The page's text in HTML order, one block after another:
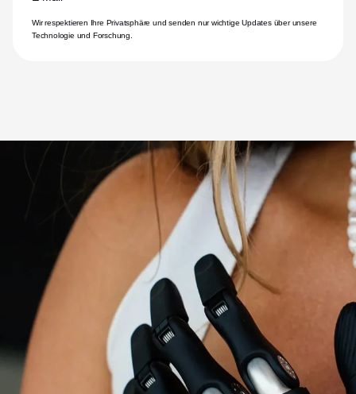
Wir respektieren Ihre Privatsphäre und senden nur wichtige Updates über unsere
Technologie und Forschung.